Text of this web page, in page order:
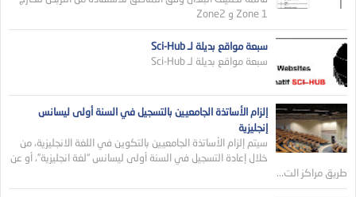
Zone 1 و Zone2
سبعة مواقع بديلة لـ Sci-Hub
سبعة مواقع بديلة لـ Sci-Hub
إلزام الأساتذة الجامعيين بالتسجيل في السنة أولى ليسانس
إنجليزية
سيتم إلزام الأساتذة الجامعيين بالتكوين في اللغة الانجليزية، من
خلال إعادة التسجيل في السنة أولى ليسانس “لغة انجليزية”، أو عن
طريق مراكز الت...